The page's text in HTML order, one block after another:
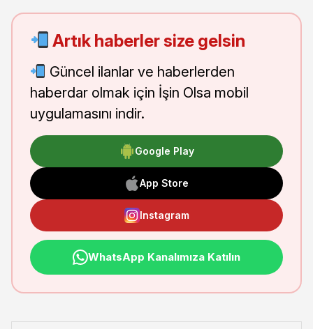
Artık haberler size gelsin
Güncel ilanlar ve haberlerden
haberdar olmak için İşin Olsa mobil
uygulamasını indir.
Google Play
App Store
Instagram
WhatsApp Kanalımıza Katılın